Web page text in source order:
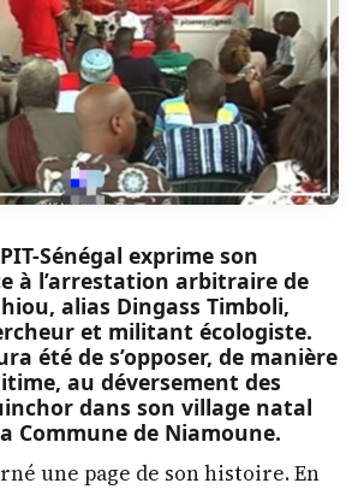
Sénégal exprime son
à l’arrestation arbitraire de
alias Dingass Timboli,
et militant écologiste.
été de s’opposer, de manière
au déversement des
dans son village natal
Commune de Niamoune.
une page de son histoire. En